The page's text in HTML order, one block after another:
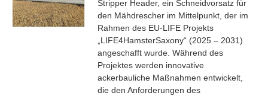
Stripper Header, ein Schneidvorsatz für
den Mähdrescher im Mittelpunkt, der im
Rahmen des EU-LIFE Projekts
„LIFE4HamsterSaxony“ (2025 – 2031)
angeschafft wurde. Während des
Projektes werden innovative
ackerbauliche Maßnahmen entwickelt,
die den Anforderungen des